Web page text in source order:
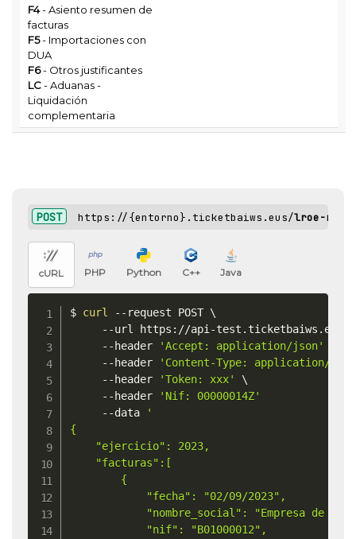
F4- Asiento resumen de
facturas
F5- Importaciones con
DUA
F6- Otros justificantes
LC- Aduanas -
Liquidación
complementaria
POST https://{entorno}.ticketbaiws.eus/lroe-
cURL PHP Python C++ Java
$ curl --request POST \
--url https://api-
     --header
'Accept: application/json'
     --header
'Content-Type: application/
     --header
'Token: xxx'
\
     --header
'Nif: 00000014Z'
	 --data
'
{
    "ejercicio": 2023,
    "facturas":[
        {
            "fecha": "02/09/2023",
"nombre_social": "Empresa de
            "nif": "B01000012",